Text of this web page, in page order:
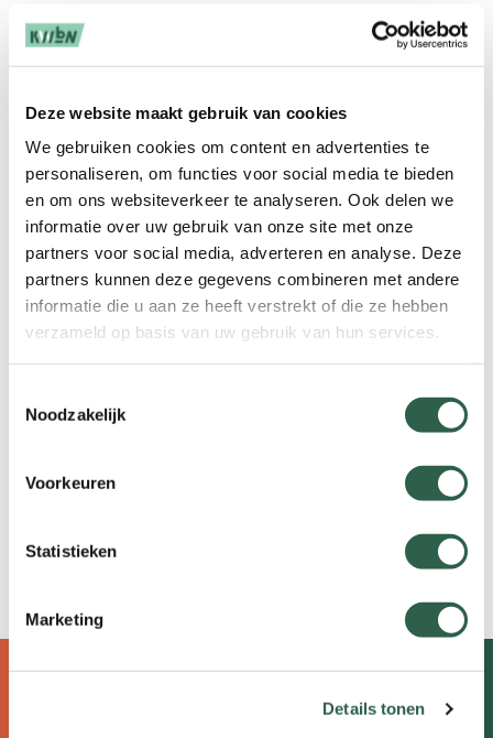
Deze website maakt gebruik van cookies
We gebruiken cookies om content en advertenties te
personaliseren, om functies voor social media te bieden
en om ons websiteverkeer te analyseren. Ook delen we
informatie over uw gebruik van onze site met onze
partners voor social media, adverteren en analyse. Deze
partners kunnen deze gegevens combineren met andere
informatie die u aan ze heeft verstrekt of die ze hebben
verzameld op basis van uw gebruik van hun services.
Noodzakelijk
Voorkeuren
Statistieken
Marketing
Details tonen
verschillende vrijwilligers geportretteerd.
Daarbij wordt ook duidelijk hoeveel werk zij
wandeltocht te laten genieten.
Met de campagne hopen de organisaties
bovendien meer mensen enthousiast te
maken om vrijwilliger te worden. Want als
grote wandelevenementen over een tijdje
weer mogen, zijn de vrijwilligers meer dan ooit
onmisbaar.
en 'Volledige website' om de video